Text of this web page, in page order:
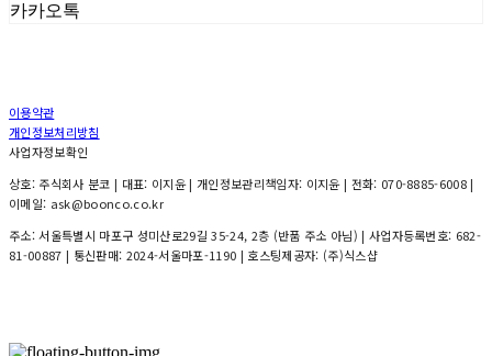
카카오톡
이용약관
개인정보처리방침
사업자정보확인
상호: 주식회사 분코 | 대표: 이지윤 | 개인정보관리책임자: 이지윤 | 전화: 070-8885-6008 |
이메일: ask@boonco.co.kr
주소: 서울특별시 마포구 성미산로29길 35-24, 2층 (반품 주소 아님) | 사업자등록번호: 682-
81-00887 | 통신판매: 2024-서울마포-1190 | 호스팅제공자: (주)식스샵